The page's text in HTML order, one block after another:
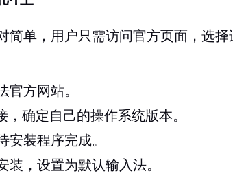
简单，用户只需访问官方页面，选
官方网站。
，确定自己的操作系统版本。
安装程序完成。
装，设置为默认输入法。